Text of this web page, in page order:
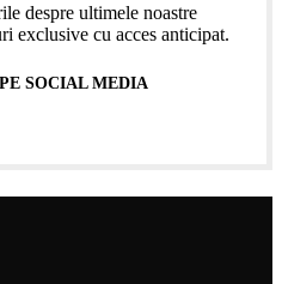
despre ultimele noastre
exclusive cu acces anticipat.
SOCIAL MEDIA